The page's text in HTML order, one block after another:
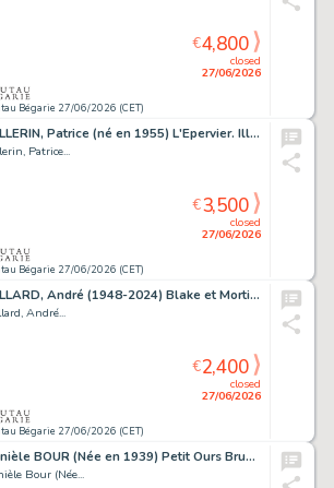
Bégarie 27/06/2026 (CET)
closed
27/06/2026
€4,800
PELLERIN, Patrice (né en 1955) L'Epervier. Illustration...
Patrice...
Bégarie 27/06/2026 (CET)
closed
27/06/2026
€3,500
JUILLARD, André (1948-2024) Blake et Mortimer, T.24,...
André...
Bégarie 27/06/2026 (CET)
closed
27/06/2026
€2,400
Danièle BOUR (Née en 1939) Petit Ours Brun n°337. Petit...
Bour (Née...